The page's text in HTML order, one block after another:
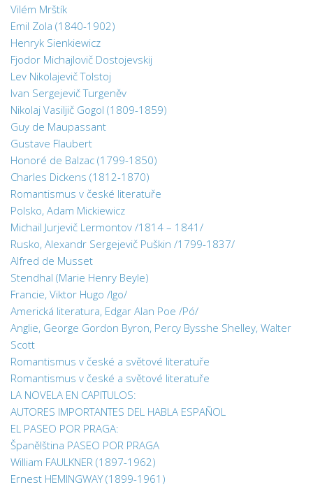
Zdravotnictví
Zeměpis
Novinky
Vilém Mrštík
Emil Zola (1840-1902)
Henryk Sienkiewicz
Fjodor Michajlovič Dostojevskij
Lev Nikolajevič Tolstoj
Ivan Sergejevič Turgeněv
Nikolaj Vasiljič Gogol (1809-1859)
Guy de Maupassant
Gustave Flaubert
Honoré de Balzac (1799-1850)
Charles Dickens (1812-1870)
Romantismus v české literatuře
Polsko, Adam Mickiewicz
Michail Jurjevič Lermontov /1814 – 1841/
Rusko, Alexandr Sergejevič Puškin /1799-1837/
Alfred de Musset
Stendhal (Marie Henry Beyle)
Francie, Viktor Hugo /Igo/
Americká literatura, Edgar Alan Poe /Pó/
Anglie, George Gordon Byron, Percy Bysshe Shelley, Walter
Scott
Romantismus v české a světové literatuře
Romantismus v české a světové literatuře
LA NOVELA EN CAPITULOS:
AUTORES IMPORTANTES DEL HABLA ESPAÑOL
EL PASEO POR PRAGA:
Španělština PASEO POR PRAGA
William FAULKNER (1897-1962)
Ernest HEMINGWAY (1899-1961)